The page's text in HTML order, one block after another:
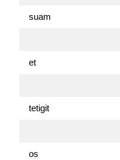
suam
et
tetigit
os